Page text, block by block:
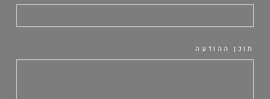
תוכן ההודעה